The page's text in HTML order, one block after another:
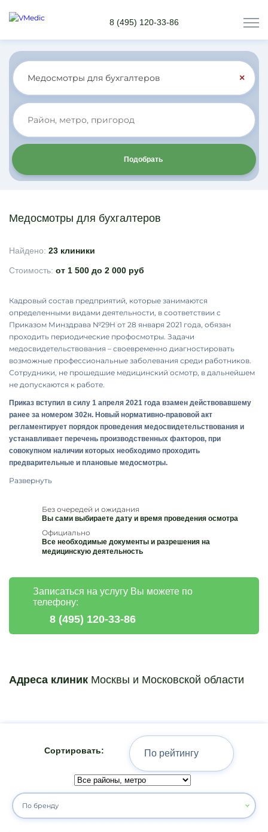
8 (495) 120-33-86
×
Подобрать
Медосмотры для бухгалтеров
Найдено: 23 клиники
Стоимость: от 1 500 до 2 000 руб
Кадровый состав предприятий, которые занимаются
определенными видами деятельности, в соответствии с
Приказом Минздрава №29Н от 28 января 2021 года, обязан
проходить периодические профосмотры. Задачи
медосвидетельствования – своевременно диагностировать
возможные профессиональные заболевания среди работников.
Сотрудники, не прошедшие медицинский осмотр, в дальнейшем
не допускаются к работе.
Приказ вступил в силу 1 апреля 2021 года взамен действовавшему
ранее за номером 302н. Новый нормативно-правовой акт
регламентирует порядок проведения медосвидетельствования и
устанавливает перечень производственных факторов, при
совокупном наличии которых необходимо проходить
предварительные и плановые медосмотры.
Развернуть
Без очередей и ожидания
Вы сами выбираете дату и время проведения осмотра
Официально
Все необходимые документы и разрешения на
медицинскую деятельность
Записаться на услугу Вы можете по
телефону:
8 (495) 120-33-86
Адреса клиник Москвы и Московской области
Сортировать:
По бренду